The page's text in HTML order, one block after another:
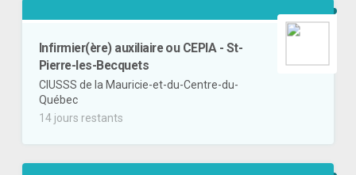
Infirmier(ère) auxiliaire ou CEPIA - St-
Pierre-les-Becquets
CIUSSS de la Mauricie-et-du-Centre-du-
Québec
14 jours restants